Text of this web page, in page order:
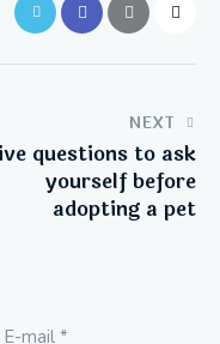
NEXT
questions to ask
yourself before
adopting a pet